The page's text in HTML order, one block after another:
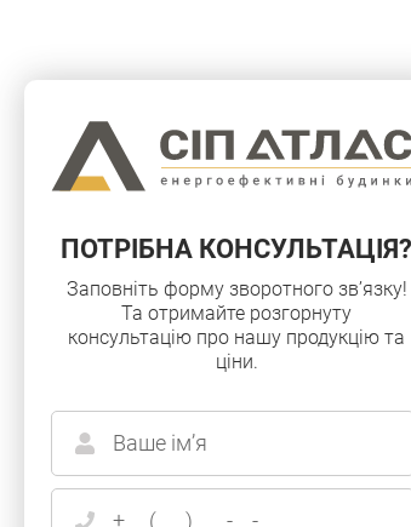
ПОТРIБНА КОНСУЛЬТАЦIЯ?
Заповнiть форму зворотного зв’язку!
Та отримайте розгорнуту
консультацiю про нашу продукцiю та
цiни.